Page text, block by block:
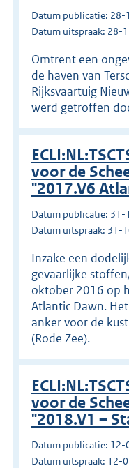
Datum publicatie: 28-
Datum uitspraak: 28-
Omtrent een
de haven van
Rijksvaartuig
werd getroffen
voor de
"2017.V6
Datum publicatie: 31-
Datum uitspraak: 31-
Inzake een
gevaarlijke
oktober 2016 op
Atlantic Dawn.
anker voor de
(Rode Zee).
voor de
"2018.V1 –
Datum publicatie: 12-
Datum uitspraak: 12-